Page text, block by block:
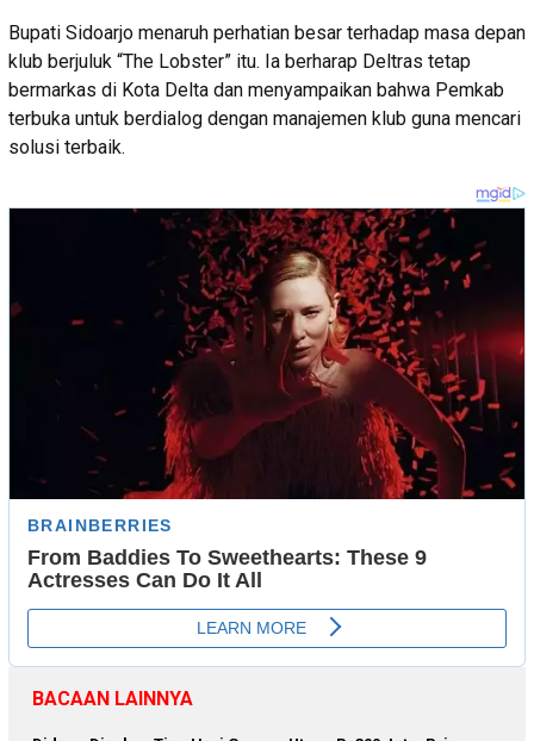
Bupati Sidoarjo menaruh perhatian besar terhadap masa depan
klub berjuluk “The Lobster” itu. Ia berharap Deltras tetap
bermarkas di Kota Delta dan menyampaikan bahwa Pemkab
terbuka untuk berdialog dengan manajemen klub guna mencari
solusi terbaik.
BACAAN LAINNYA